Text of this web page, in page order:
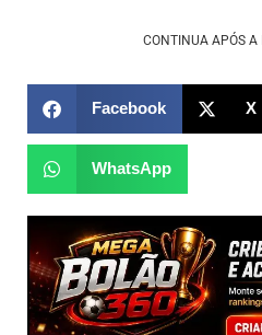
CONTINUA APÓS A
Facebook X
WhatsApp